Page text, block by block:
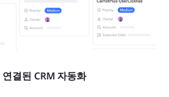
결된 CRM 자동화